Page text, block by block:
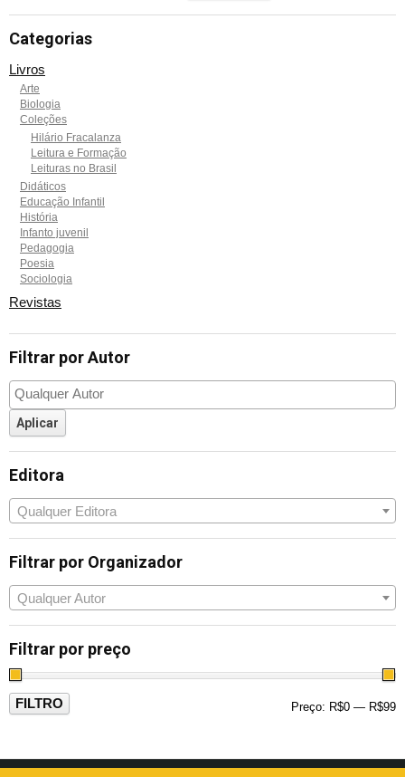
Categorias
Livros
Arte
Biologia
Coleções
Hilário Fracalanza
Leitura e Formação
Leituras no Brasil
Didáticos
Educação Infantil
História
Infanto juvenil
Pedagogia
Poesia
Sociologia
Revistas
Filtrar por Autor
Editora
Qualquer Editora
Filtrar por Organizador
Qualquer Autor
Filtrar por preço
FILTRO Preço: R$0 — R$99